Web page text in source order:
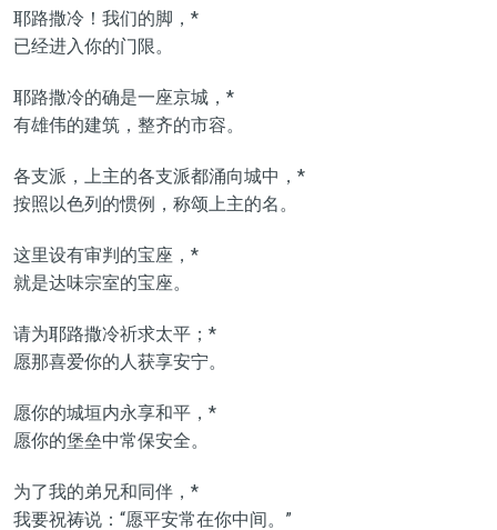
耶路撒冷！我们的脚，*
已经进入你的门限。
耶路撒冷的确是一座京城，*
有雄伟的建筑，整齐的市容。
各支派，上主的各支派都涌向城中，*
按照以色列的惯例，称颂上主的名。
这里设有审判的宝座，*
就是达味宗室的宝座。
请为耶路撒冷祈求太平；*
愿那喜爱你的人获享安宁。
愿你的城垣内永享和平，*
愿你的堡垒中常保安全。
为了我的弟兄和同伴，*
我要祝祷说：“愿平安常在你中间。”